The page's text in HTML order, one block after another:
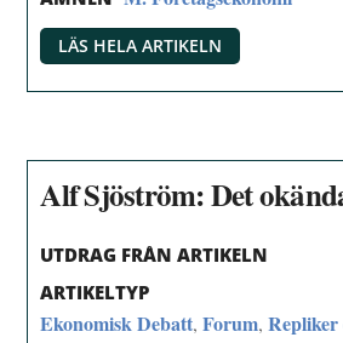
LÄS HELA ARTIKELN
Alf Sjöström: Det
UTDRAG FRÅN ARTIKELN
ARTIKELTYP
Ekonomisk Debatt,Forum,